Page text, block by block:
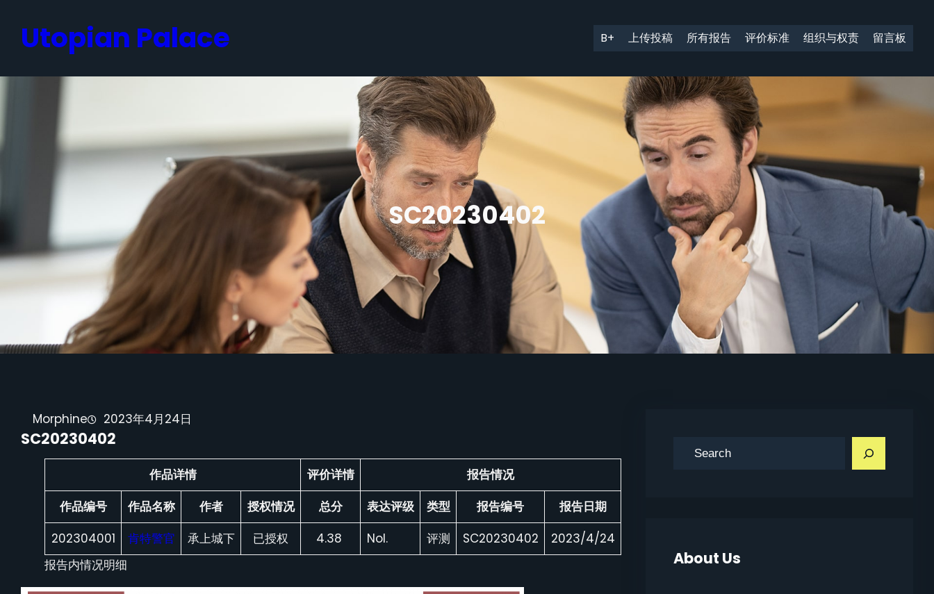
Utopian Palace B+ 上传投稿 所有报告 评价标准 组织与权责 留言板
SC20230402
Morphine 2023年4月24日
SC20230402
作品详情 评价详情
报告情况
作品编号
作品名称 作者 授权情况 总分 表达评级 类型 报告编号
报告日期
202304001
肯特警官 承上城下 已授权 4.38 Nol. 评测 SC20230402
2023/4/24
报告内情况明细
About Us